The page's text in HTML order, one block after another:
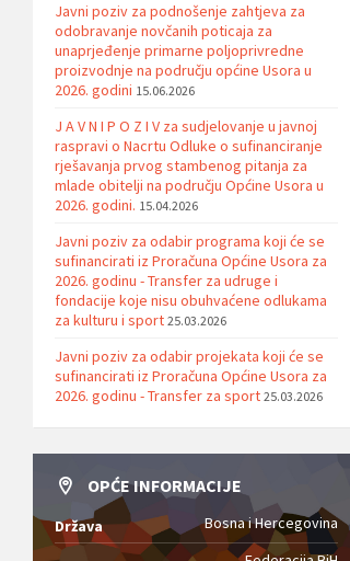
Javni poziv za podnošenje zahtjeva za
odobravanje novčanih poticaja za
unaprjeđenje primarne poljoprivredne
proizvodnje na području općine Usora u
2026. godini 15.06.2026
J A V N I P O Z I V za sudjelovanje u javnoj
raspravi o Nacrtu Odluke o sufinanciranje
rješavanja prvog stambenog pitanja za
mlade obitelji na području Općine Usora u
2026. godini. 15.04.2026
Javni poziv za odabir programa koji će se
sufinancirati iz Proračuna Općine Usora za
2026. godinu - Transfer za udruge i
fondacije koje nisu obuhvaćene odlukama
za kulturu i sport 25.03.2026
Javni poziv za odabir projekata koji će se
sufinancirati iz Proračuna Općine Usora za
2026. godinu - Transfer za sport 25.03.2026
OPĆE INFORMACIJE
Država
Bosna i Hercegovina